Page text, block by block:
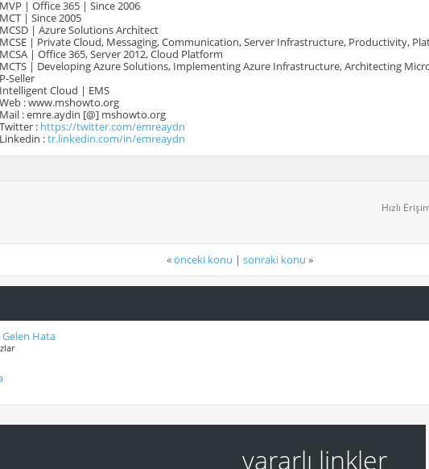
MVP | Office 365 | Since 2006
MCT | Since 2005
MCSD | Azure Solutions Architect
MCSE | Private Cloud, Messaging, Communication, Server Infrastructure, Productivity,
MCSA | Office 365, Server 2012, Cloud Platform
MCTS | Developing Azure Solutions, Implementing Azure Infrastructure, Architecting
P-Seller
Intelligent Cloud | EMS
Web : www.mshowto.org
Mail : emre.aydin [@] mshowto.org
Twitter : https://twitter.com/emreaydn
Linkedin :tr.linkedin.com/in/emreaydn
Hızlı
«önceki konu | sonraki konu »
Hata
yararlı linkler